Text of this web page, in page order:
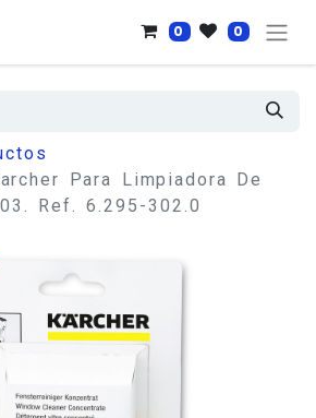
0 0
Para Limpiadora De
Ref. 6.295-302.0